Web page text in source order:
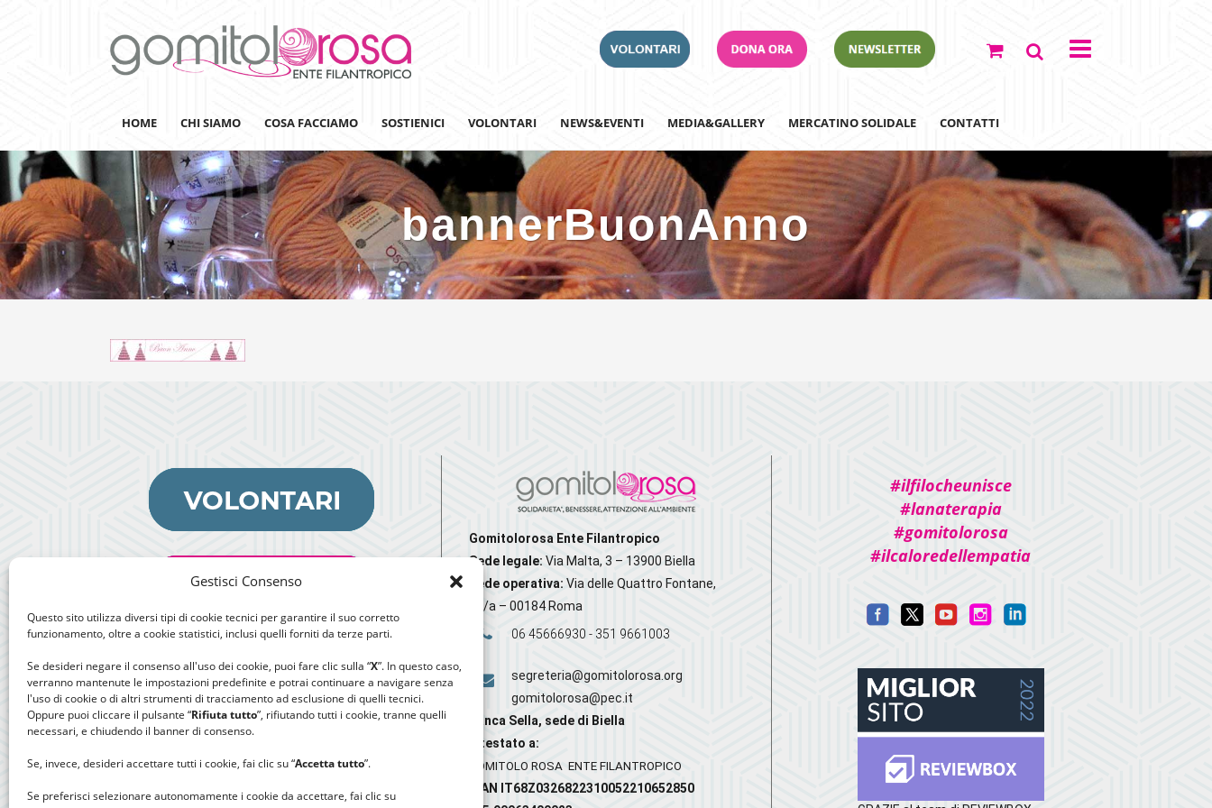
Gestisci Consenso
Questo sito utilizza diversi tipi di cookie tecnici per garantire il suo corretto
funzionamento, oltre a cookie statistici, inclusi quelli forniti da terze parti.
Se desideri negare il consenso all'uso dei cookie, puoi fare clic sulla “X”. In questo caso,
verranno mantenute le impostazioni predefinite e potrai continuare a navigare senza
l'uso di cookie o di altri strumenti di tracciamento ad esclusione di quelli tecnici.
Oppure puoi cliccare il pulsante “Rifiuta tutto”, rifiutando tutti i cookie, tranne quelli
necessari, e chiudendo il banner di consenso.
Se, invece, desideri accettare tutti i cookie, fai clic su “Accetta tutto”.
Se preferisci selezionare autonomamente i cookie da accettare, fai clic su
HOME CHI SIAMO COSA FACCIAMO
Lanaterapia
Ricerca
Sensibilizzazione
SOSTIENICI
Adotta un Ospedale
Team Building
VOLONTARI NEWS&EVENTI MEDIA&GALLERY MERCATINO SOLIDALE CONTATTI
bannerBuonAnno
Gomitolorosa Ente Filantropico
Sede legale: Via Malta, 3 – 13900 Biella
Sede operativa: Via delle Quattro Fontane,
20/a – 00184 Roma
06 45666930 - 351 9661003
segreteria@gomitolorosa.org
gomitolorosa@pec.it
Banca Sella, sede di Biella
Intestato a:
GOMITOLO ROSA ENTE FILANTROPICO
IBAN IT68Z0326822310052210652850
#ilfilocheunisce
#lanaterapia
#gomitolorosa
#ilcaloredellempatia